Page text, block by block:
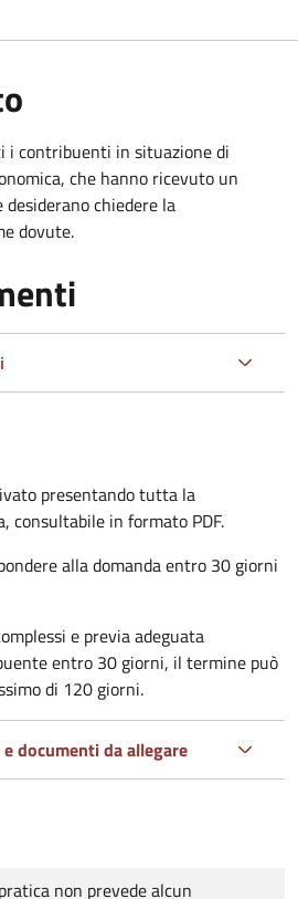
i contribuenti in situazione di
che hanno ricevuto un
chiedere la
dovute.
presentando tutta la
consultabile in formato PDF.
alla domanda entro 30 giorni
e previa adeguata
entro 30 giorni, il termine può
di 120 giorni.
documenti da allegare
non prevede alcun